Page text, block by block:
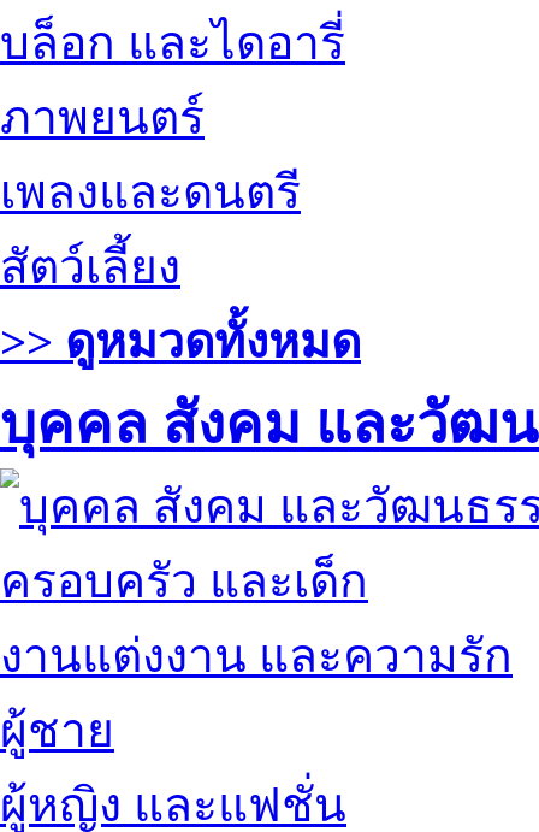
บล็อก และไดอารี่
ภาพยนตร์
เพลงและดนตรี
สัตว์เลี้ยง
>> ดูหมวดทั้งหมด
บุคคล สังคม และวัฒ
ครอบครัว และเด็ก
งานแต่งงาน และความรัก
ผู้ชาย
ผู้หญิง และแฟชั่น